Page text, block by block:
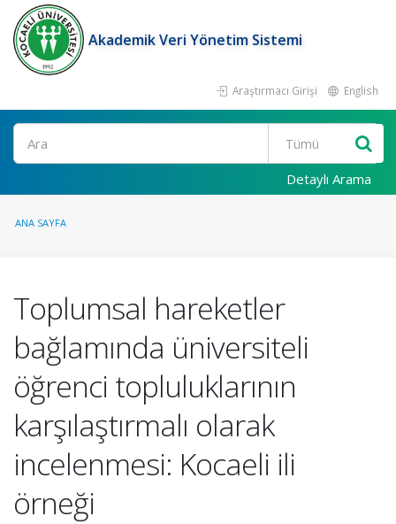
Akademik Veri Yönetim Sistemi
Araştırmacı Girişi English
Ara
Detaylı Arama
ANA SAYFA
Toplumsal hareketler
bağlamında üniversiteli
öğrenci topluluklarının
karşılaştırmalı olarak
incelenmesi: Kocaeli ili
örneği